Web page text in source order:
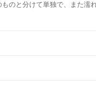
のと分けて単独で、また濡